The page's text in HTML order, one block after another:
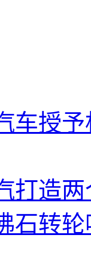
车授
打造
石转